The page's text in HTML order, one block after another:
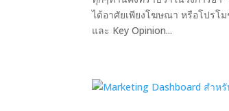
ได้อาศัยเพียงโฆษณา หรือโปรโ
และ Key Opinion...